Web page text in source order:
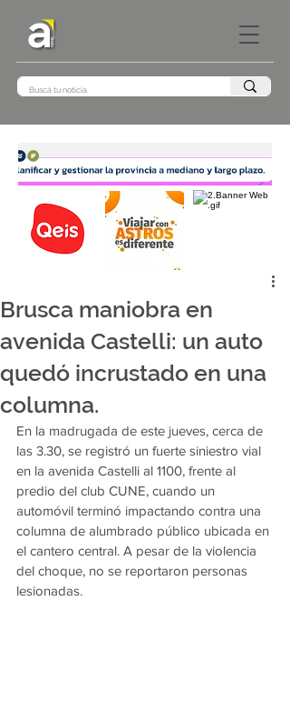
Brusca maniobra en
avenida Castelli: un auto
quedó incrustado en una
columna.
En la madrugada de este jueves, cerca de
las 3.30, se registró un fuerte siniestro vial
en la avenida Castelli al 1100, frente al
predio del club CUNE, cuando un
automóvil terminó impactando contra una
columna de alumbrado público ubicada en
el cantero central. A pesar de la violencia
del choque, no se reportaron personas
lesionadas.